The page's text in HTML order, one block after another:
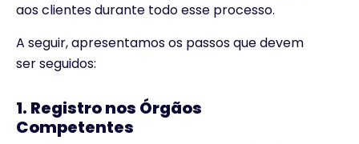
aos clientes durante todo esse processo.
A seguir, apresentamos os passos que devem
ser seguidos:
1. Registro nos Órgãos
Competentes